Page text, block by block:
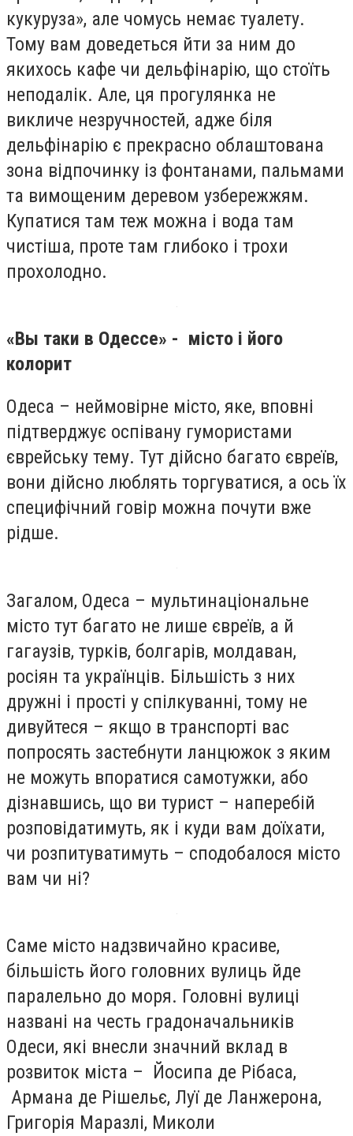
кукуруза», але чомусь немає туалету.
Тому вам доведеться йти за ним до
якихось кафе чи дельфінарію, що стоїть
неподалік. Але, ця прогулянка не
викличе незручностей, адже біля
дельфінарію є прекрасно облаштована
зона відпочинку із фонтанами, пальмами
та вимощеним деревом узбережжям.
Купатися там теж можна і вода там
чистіша, проте там глибоко і трохи
прохолодно.
«Вы таки в Одессе» - місто і його
колорит
Одеса – неймовірне місто, яке, вповні
підтверджує оспівану гумористами
єврейську тему. Тут дійсно багато євреїв,
вони дійсно люблять торгуватися, а ось їх
специфічний говір можна почути вже
рідше.
Загалом, Одеса – мультинаціональне
місто тут багато не лише євреїв, а й
гагаузів, турків, болгарів, молдаван,
росіян та українців. Більшість з них
дружні і прості у спілкуванні, тому не
дивуйтеся – якщо в транспорті вас
попросять застебнути ланцюжок з яким
не можуть впоратися самотужки, або
дізнавшись, що ви турист – наперебій
розповідатимуть, як і куди вам доїхати,
чи розпитуватимуть – сподобалося місто
вам чи ні?
Саме місто надзвичайно красиве,
більшість його головних вулиць йде
паралельно до моря. Головні вулиці
названі на честь градоначальників
Одеси, які внесли значний вклад в
розвиток міста – Йосипа де Рібаса,
Армана де Рішельє, Луї де Ланжерона,
Григорія Маразлі, Миколи